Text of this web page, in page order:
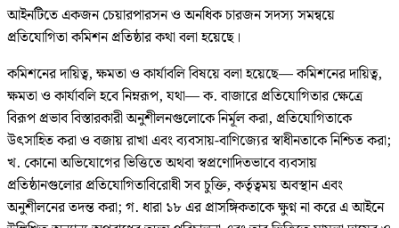
আইনটিতে একজন চেয়ারপারসন ও অনধিক চারজন সদস্য সমন্বয়ে
প্রতিযোগিতা কমিশন প্রতিষ্ঠার কথা বলা হয়েছে।
কমিশনের দায়িত্ব, ক্ষমতা ও কার্যাবলি বিষয়ে বলা হয়েছে— কমিশনের দায়িত্ব,
ক্ষমতা ও কার্যাবলি হবে নিম্নরূপ, যথা— ক. বাজারে প্রতিযোগিতার ক্ষেত্রে
বিরূপ প্রভাব বিস্তারকারী অনুশীলনগুলোকে নির্মূল করা, প্রতিযোগিতাকে
উৎসাহিত করা ও বজায় রাখা এবং ব্যবসায়-বাণিজ্যের স্বাধীনতাকে নিশ্চিত করা;
খ. কোনো অভিযোগের ভিত্তিতে অথবা স্বপ্রণোদিতভাবে ব্যবসায়
প্রতিষ্ঠানগুলোর প্রতিযোগিতাবিরোধী সব চুক্তি, কর্তৃত্বময় অবস্থান এবং
অনুশীলনের তদন্ত করা; গ. ধারা ১৮ এর প্রাসঙ্গিকতাকে ক্ষুণ্ন না করে এ আইনে